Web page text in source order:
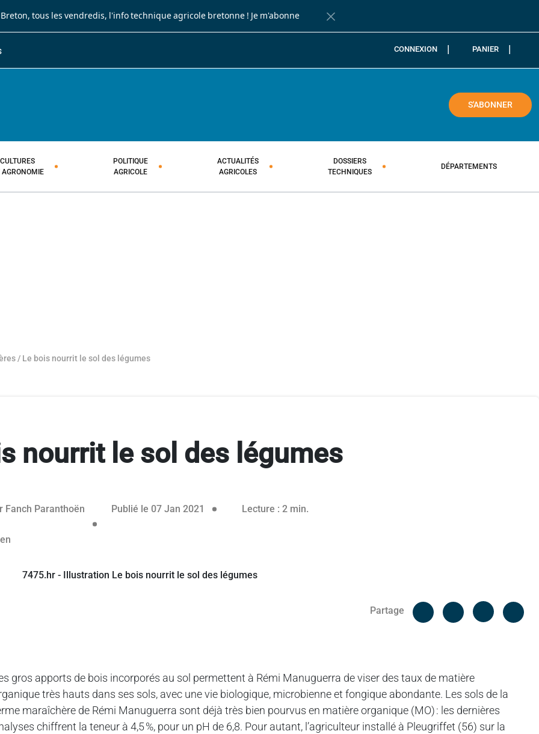
, tous les vendredis, l'info technique agricole bretonne ! Je m'abonne
Fermer la barre de notification
CONNEXION PANIER
S'ABONNER
CULTURES
AGRONOMIE
POLITIQUE
AGRICOLE
ACTUALITÉS
AGRICOLES
DOSSIERS
TECHNIQUES
DÉPARTEMENTS
/ Le bois nourrit le sol des légumes
nourrit le sol des légumes
Fanch Paranthoën Publié le 07 Jan 2021 Lecture : 2 min.
Partage
Facebook
gros apports de bois incorporés au sol permettent à Rémi Manuguerra de viser des taux de matière
très hauts dans ses sols, avec une vie biologique, microbienne et fongique abondante. Les sols de la
maraîchère de Rémi Manuguerra sont déjà très bien pourvus en matière organique (MO) : les dernières
chiffrent la teneur à 4,5 %, pour un pH de 6,8. Pour autant, l’agriculteur installé à Pleugriffet (56) sur la